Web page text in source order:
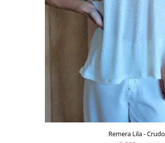
Remera Lila - Crudo